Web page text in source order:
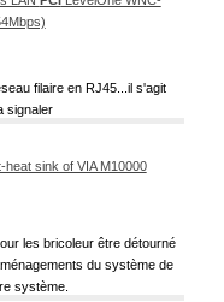
filaire en RJ45...il s'agit
signaler
heat sink of VIA M10000
les bricoleur être détourné
du système de
système.